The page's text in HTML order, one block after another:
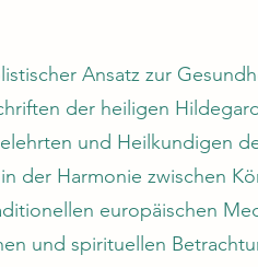
Ansatz zur
der heiligen
und Heilkundigen
der Harmonie zwischen
europäischen
und spirituellen